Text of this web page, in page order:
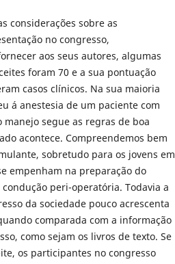
considerações sobre as
no congresso,
aos seus autores, algumas
foram 70 e a sua pontuação
casos clínicos. Na sua maioria
á anestesia de um paciente com
segue as regras de boa
acontece. Compreendemos bem
sobretudo para os jovens em
empenham na preparação do
peri-operatória. Todavia a
da sociedade pouco acrescenta
comparada com a informação
como sejam os livros de texto. Se
os participantes no congresso